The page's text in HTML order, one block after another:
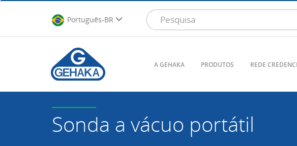
Português-BR
A GEHAKA PRODUTOS REDE
Sonda a vácuo portátil